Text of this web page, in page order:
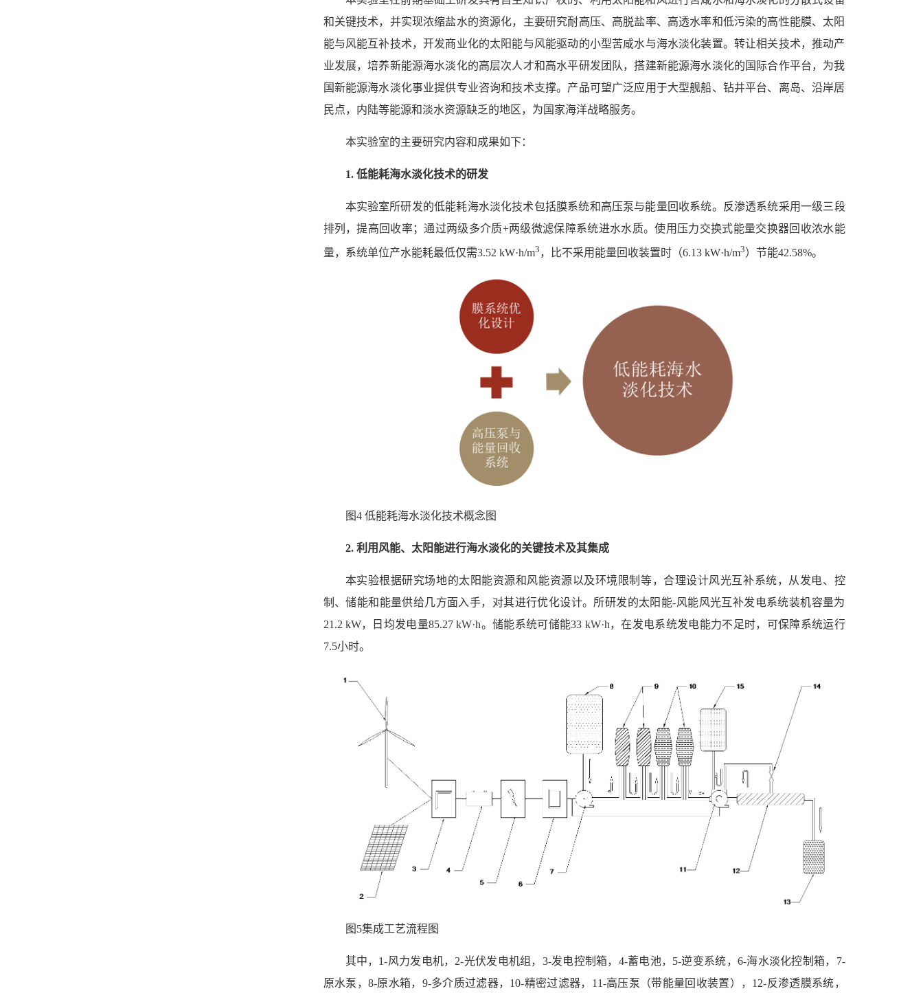
和关键技术，并实现浓缩盐水的资源化，主要研究耐高压、高脱盐率、高透水率和低污染的高性能膜、太阳
能与风能互补技术，开发商业化的太阳能与风能驱动的小型苦咸水与海水淡化装置。转让相关技术，推动产
业发展，培养新能源海水淡化的高层次人才和高水平研发团队，搭建新能源海水淡化的国际合作平台，为我
国新能源海水淡化事业提供专业咨询和技术支撑。产品可望广泛应用于大型舰船、钻井平台、离岛、沿岸居
民点，内陆等能源和淡水资源缺乏的地区，为国家海洋战略服务。
本实验室的主要研究内容和成果如下：
1. 低能耗海水淡化技术的研发
本实验室所研发的低能耗海水淡化技术包括膜系统和高压泵与能量回收系统。反渗透系统采用一级三段
排列，提高回收率；通过两级多介质+两级微滤保障系统进水水质。使用压力交换式能量交换器回收浓水能
量，系统单位产水能耗最低仅需3.52 kW·h/m3 ，比不采用能量回收装置时（6.13 kW·h/m3）节能42.58%。
图4 低能耗海水淡化技术概念图
2. 利用风能、太阳能进行海水淡化的关键技术及其集成
本实验根据研究场地的太阳能资源和风能资源以及环境限制等，合理设计风光互补系统，从发电、控
制、储能和能量供给几方面入手，对其进行优化设计。所研发的太阳能-风能风光互补发电系统装机容量为
21.2 kW，日均发电量85.27 kW·h。储能系统可储能33 kW·h，在发电系统发电能力不足时，可保障系统运行
7.5小时。
图 5集成工艺流程图
其中， 1-风力发电机， 2-光伏发电机组， 3-发电控制箱， 4-蓄电池， 5-逆变系统， 6-海水淡化控制箱， 7-
原水泵， 8-原水箱， 9-多介质过滤器， 10-精密过滤器， 11-高压泵（带能量回收装置）， 12-反渗透膜系统，